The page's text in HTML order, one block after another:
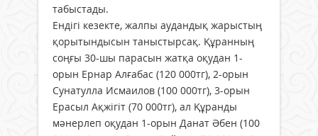
табыстады.
Ендігі кезекте, жалпы аудандық жарыстың
қорытындысын таныстырсақ. Құранның
соңғы 30-шы парасын жатқа оқудан 1-
орын Ернар Алғабас (120 000тг), 2-орын
Сунатулла Исмаилов (100 000тг), 3-орын
Ерасыл Ақжігіт (70 000тг), ал Құранды
мәнерлеп оқудан 1-орын Данат Әбен (100